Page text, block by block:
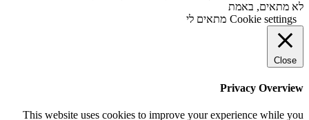
לא מתאים, באמת
Cookie settings מתאים לי
Close
Privacy Overview
This website uses cookies to improve your experience while you